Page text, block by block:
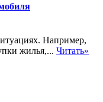
Например,
жилья,... Читать»